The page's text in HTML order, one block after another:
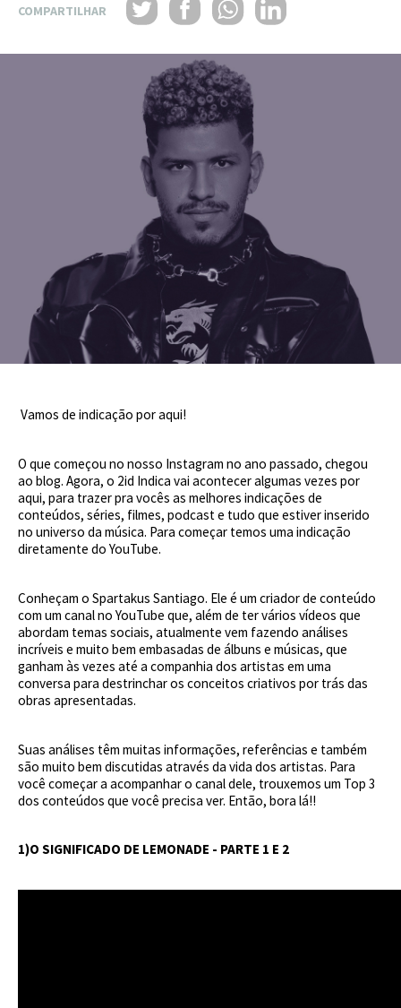
COMPARTILHAR
Vamos de indicação por aqui!
O que começou no nosso Instagram no ano passado, chegou
ao blog. Agora, o 2id Indica vai acontecer algumas vezes por
aqui, para trazer pra vocês as melhores indicações de
conteúdos, séries, filmes, podcast e tudo que estiver inserido
no universo da música. Para começar temos uma indicação
diretamente do YouTube.
Conheçam o Spartakus Santiago. Ele é um criador de conteúdo
com um canal no YouTube que, além de ter vários vídeos que
abordam temas sociais, atualmente vem fazendo análises
incríveis e muito bem embasadas de álbuns e músicas, que
ganham às vezes até a companhia dos artistas em uma
conversa para destrinchar os conceitos criativos por trás das
obras apresentadas.
Suas análises têm muitas informações, referências e também
são muito bem discutidas através da vida dos artistas. Para
você começar a acompanhar o canal dele, trouxemos um Top 3
dos conteúdos que você precisa ver. Então, bora lá!!
1)O SIGNIFICADO DE LEMONADE - PARTE 1 E 2